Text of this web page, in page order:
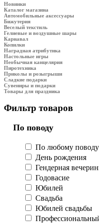
Новинки
Каталог магазина
Автомобильные аксессуары
Бижутерия
Веселый текстиль
Гелиевые и воздушные шары
Карнавал
Копилки
Наградная атрибутика
Настольные игры
Необычная канцелярия
Пиротехника
Приколы и розыгрыши
Сладкие подарки
Сувениры и подарки
Товары для праздника
Фильтр товаров
По поводу
По любому поводу
День рождения
Гендерная
Годовасие
Юбилей
Свадьба
Юбилей свадьбы